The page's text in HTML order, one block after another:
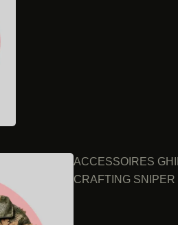
ACCESSOIRES
CRAFTING SNIPER